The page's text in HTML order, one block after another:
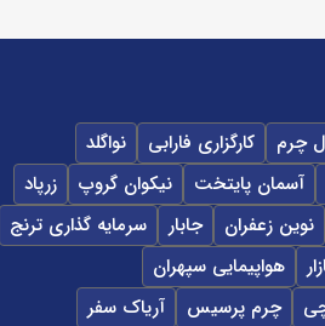
چرم کارگزاری فارابی
نواگلد
آسمان پایتخت نیکوان گروپ
زرپاد
نوین زعفران جابار
سرمایه گذاری ترنج
هواپیمایی سپهران
چرم پرسیس
آریاک سفر